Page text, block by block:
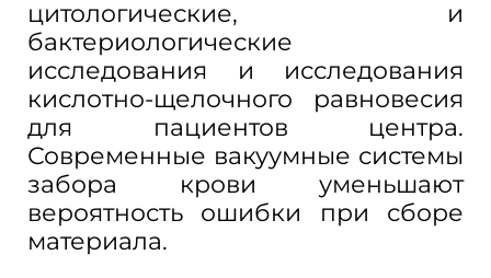
цитологические, и
бактериологические
исследования и исследования
кислотно-щелочного равновесия
для пациентов центра.
Современные вакуумные системы
забора крови уменьшают
вероятность ошибки при сборе
материала.